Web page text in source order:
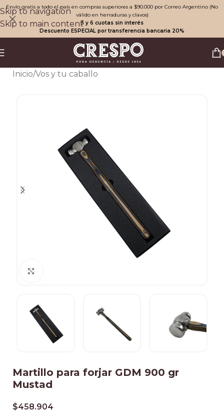
Skip to navigation
Skip to main content
Envío gratis a todo el país en compras superiores a $90.000 por Correo Argentino (No
válido en herraduras y clavos)
3 y 6 cuotas sin interés
Descuento ESPECIAL por transferencia bancaria 20%
Inicio/Vos y tu caballo
Martillo para forjar GDM 900 gr
Mustad
$458.904